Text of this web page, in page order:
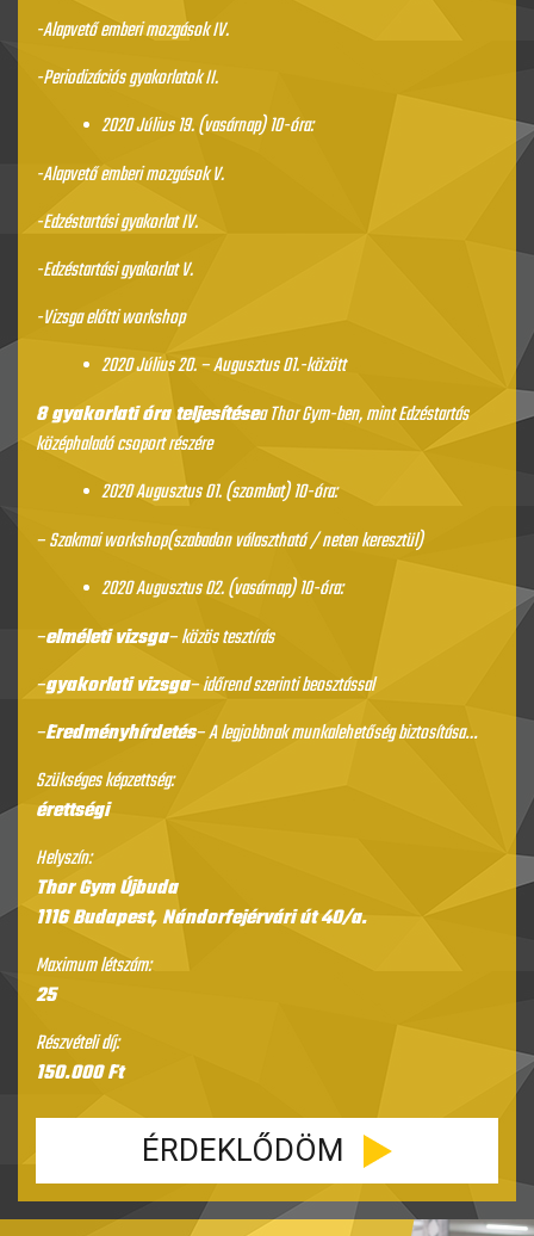
-Alapvető emberi mozgások IV.
-Periodizációs gyakorlatok II.
2020 Július 19. (vasárnap) 10-óra:
-Alapvető emberi mozgások V.
-Edzéstartási gyakorlat IV.
-Edzéstartási gyakorlat V.
-Vizsga előtti workshop
2020 Július 20. – Augusztus 01.-között
8 gyakorlati óra teljesítésea Thor Gym-ben, mint Edzéstartás
középhaladó csoport részére
2020 Augusztus 01. (szombat) 10-óra:
– Szakmai workshop(szabadon választható / neten keresztül)
2020 Augusztus 02. (vasárnap) 10-óra:
–elméleti vizsga– közös tesztírás
–gyakorlati vizsga– időrend szerinti beosztással
–Eredményhírdetés– A legjobbnak munkalehetőség biztosítása…
Szükséges képzettség:
érettségi
Helyszín:
Thor Gym Újbuda
1116 Budapest, Nándorfejérvári út 40/a.
Maximum létszám:
25
Részvételi díj:
150.000 Ft
ÉRDEKLŐDÖM